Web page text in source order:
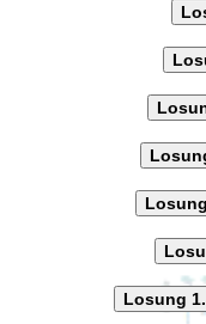
Losung